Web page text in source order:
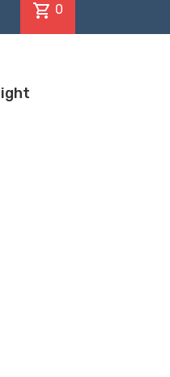
shopping_cart 0